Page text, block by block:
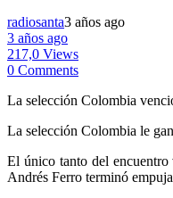
radiosanta3 años ago
3 años ago
217,0 Views
0 Comments
La selección Colombia
La selección Colombia le
El único tanto del
Andrés Ferro terminó